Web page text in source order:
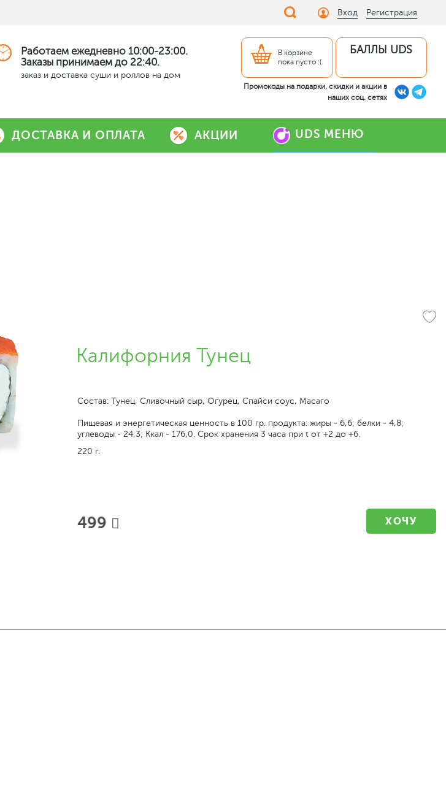
Вход Регистрация
Работаем ежедневно 10:00-23:00.
Заказы принимаем до 22:40.
заказ и доставка суши и роллов на дом
В корзине
пока пусто :(
БАЛЛЫ UDS
Промокоды на подарки, скидки и акции в
наших соц. сетях
ДОСТАВКА И ОПЛАТА АКЦИИ UDS МЕНЮ
Калифорния Тунец
Состав: Тунец, Сливочный сыр, Огурец, Спайси соус, Масаго
Пищевая и энергетическая ценность в 100 гр. продукта: жиры - 6,6; белки - 4,8;
углеводы - 24,3; Ккал - 176,0. Срок хранения 3 часа при t от +2 до +6.
220 г.
499 ХОЧУ